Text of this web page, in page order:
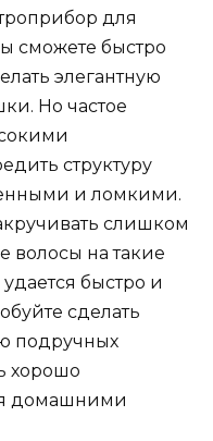
для
сможете быстро
элегантную
Но частое
структуру
и ломкими.
слишком
волосы на такие
быстро и
сделать
подручных
хорошо
домашними